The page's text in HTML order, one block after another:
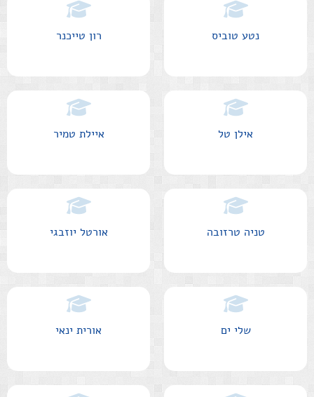
נטע טוביס רון טייכנר
אילן טל איילת טמיר
טניה טרזובה אורטל יוזבגי
שלי ים אורית ינאי